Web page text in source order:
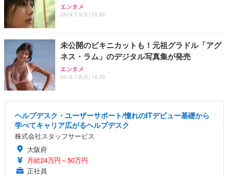
エンタメ
2019.7.9(火) 10:52
未公開のビキニカットも！元祖グラドル「アグ
ネス・ラム」のデジタル写真集が発売
エンタメ
2019.7.8(月) 16:39
ヘルプデスク・ユーザーサポート/憧れのITデビュー基礎から
学べてキャリア広がるヘルプデスク
株式会社スタッフサービス
大阪府
月給24万円～50万円
正社員